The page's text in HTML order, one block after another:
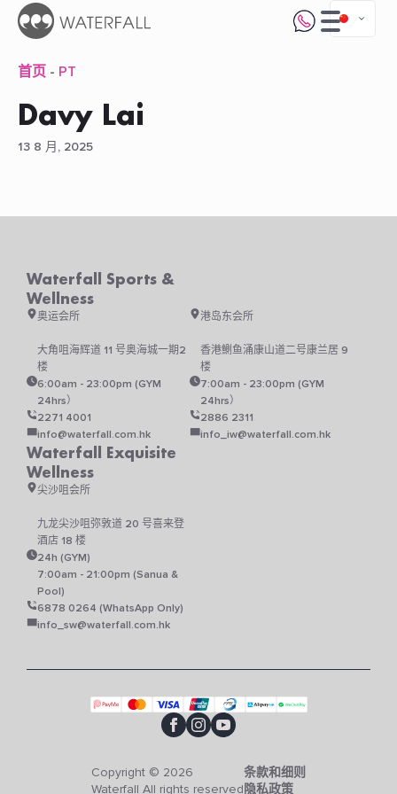
首页 - PT
Davy Lai
13 8 月, 2025
Waterfall Sports &
Wellness
奥运会所
大角咀海辉道 11 号奥海城一期2
楼
6:00am - 23:00pm (GYM
24hrs）
2271 4001
info@waterfall.com.hk
港岛东会所
香港鰂鱼涌康山道二号康兰居 9
楼
7:00am - 23:00pm (GYM
24hrs）
2886 2311
info_iw@waterfall.com.hk
Waterfall Exquisite
Wellness
尖沙咀会所
九龙尖沙咀弥敦道 20 号喜来登
酒店 18 楼
24h (GYM)
7:00am - 21:00pm (Sanua &
Pool)
6878 0264 (WhatsApp Only)
info_sw@waterfall.com.hk
Copyright © 2026
Waterfall All rights reserved
条款和细则
隐私政策